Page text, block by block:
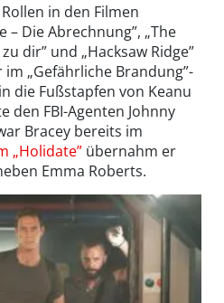
in den Filmen
– Die Abrechnung”, „The
dir” und „Hacksaw Ridge”
„Gefährliche Brandung”-
die Fußstapfen von Keanu
den FBI-Agenten Johnny
Bracey bereits im
„Holidate” übernahm er
Emma Roberts.